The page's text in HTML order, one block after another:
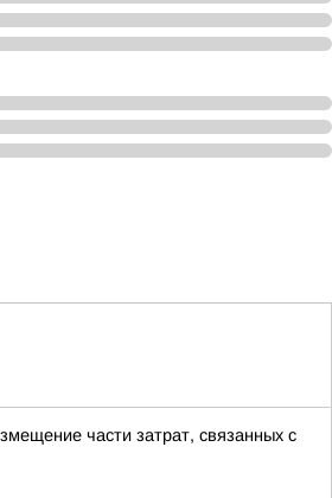
части затрат, связанных с